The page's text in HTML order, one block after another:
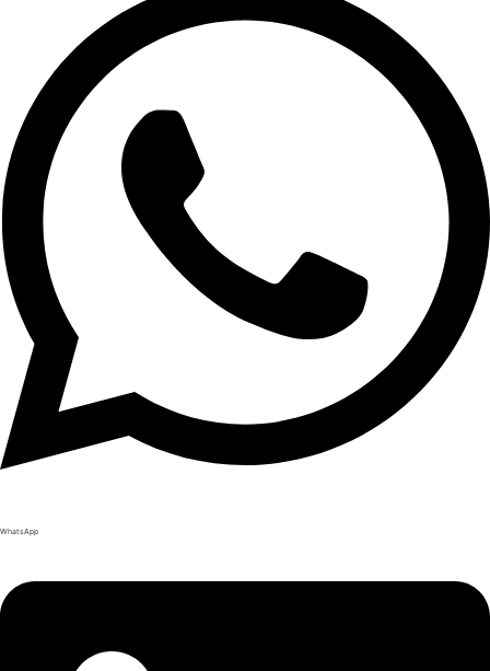
WhatsApp